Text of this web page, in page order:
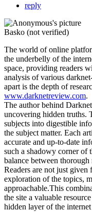
reply
Basko (not verified)
The world of online
the underbelly of the
space, providing readers
analysis of various
apart is the depth of
www.darknetreview.com.
The author behind
uncovering hidden truths.
subjects into digestible
the subject matter. Each
accurate and up-to-date
such a shadowy corner of
balance between
Readers are not just given
exploration of the topics,
approachable.This
the site a valuable
hidden layer of the internet